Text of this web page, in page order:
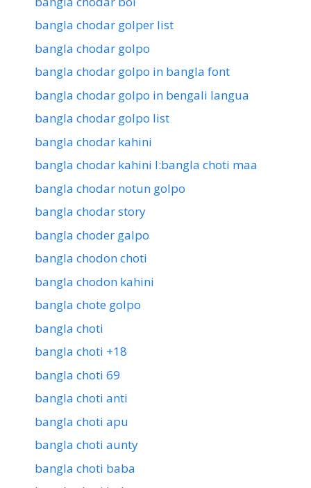
bangla chodar golper list
bangla chodar golpo
bangla chodar golpo in bangla font
bangla chodar golpo in bengali langua
bangla chodar golpo list
bangla chodar kahini
bangla chodar kahini l:bangla choti maa
bangla chodar notun golpo
bangla chodar story
bangla choder galpo
bangla chodon choti
bangla chodon kahini
bangla chote golpo
bangla choti
bangla choti +18
bangla choti 69
bangla choti anti
bangla choti apu
bangla choti aunty
bangla choti baba